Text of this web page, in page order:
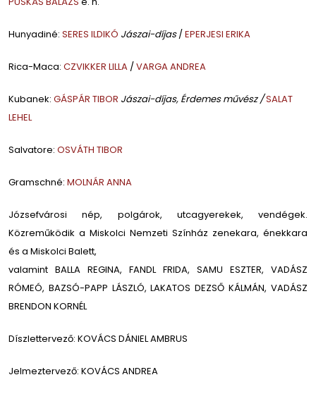
Hunyadiné: SERES ILDIKÓ Jászai-díjas/EPERJESI ERIKA
Rica-Maca: CZVIKKER LILLA /VARGA ANDREA
Kubanek: GÁSPÁR TIBOR Jászai-díjas, Érdemes művész /SALAT
LEHEL
Salvatore: OSVÁTH TIBOR
Gramschné: MOLNÁR ANNA
Józsefvárosi nép, polgárok, utcagyerekek, vendégek.
Közreműködik a Miskolci Nemzeti Színház zenekara, énekkara
és a Miskolci Balett,
valamint BALLA REGINA, FANDL FRIDA, SAMU ESZTER, VADÁSZ
RÓMEÓ, BAZSÓ-PAPP LÁSZLÓ, LAKATOS DEZSŐ KÁLMÁN, VADÁSZ
BRENDON KORNÉL
Díszlettervező: KOVÁCS DÁNIEL AMBRUS
Jelmeztervező: KOVÁCS ANDREA